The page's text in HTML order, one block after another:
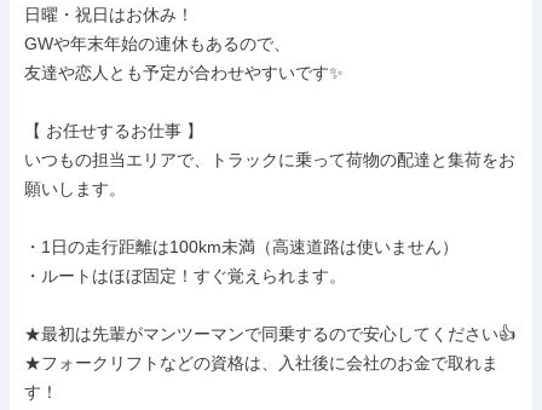
日曜・祝日はお休み！
GWや年末年始の連休もあるので、
友達や恋人とも予定が合わせやすいです✨
【 お任せするお仕事 】
いつもの担当エリアで、トラックに乗って荷物の配達と集荷をお
願いします。
・1日の走行距離は100km未満（高速道路は使いません）
・ルートはほぼ固定！すぐ覚えられます。
★最初は先輩がマンツーマンで同乗するので安心してください👍
★フォークリフトなどの資格は、入社後に会社のお金で取れま
す！